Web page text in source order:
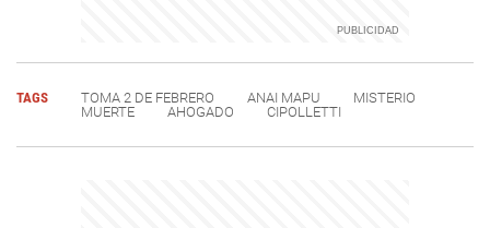
TAGS TOMA 2 DE FEBRERO ANAI MAPU
MISTERIO
MUERTE
AHOGADO CIPOLLETTI